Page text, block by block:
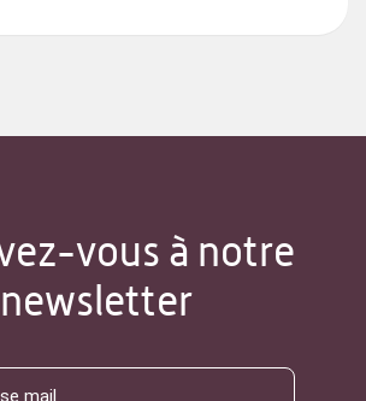
vous à notre
newsletter